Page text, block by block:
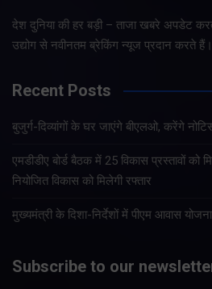
देश दुनिया की हर बड़ी – ताजा खबरे अपडेट
उद्योग से नवीनतम ब्रेकिंग न्यूज प्रदान करते हैं।
Recent Posts
बुजुर्ग-दिव्यांगों के घर जाएंगे बीएलओ, करेंगे
एमडीडीए बोर्ड बैठक में 25 विकास प्रस्तावों को
नियोजित विकास को मिलेगी रफ्तार
मुख्यमंत्री के दिशा-निर्देशों में पीएम आवास
Subscribe to our